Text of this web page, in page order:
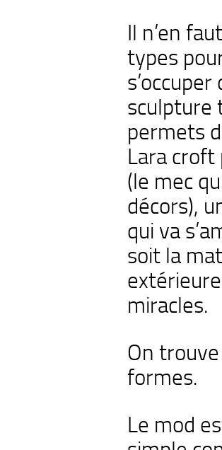
Il n’en
types
sculpture
permets
Lara
(le mec
décors),
qui va
soit la
miracles.
On
formes.
Le mod